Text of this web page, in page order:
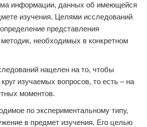
информации, данных об имеющейся
изучения. Целями исследований
представления
необходимых в конкретном
нацелен на то, чтобы
изучаемых вопросов, то есть – на
моментов.
по экспериментальному типу,
в предмет изучения. Его целью